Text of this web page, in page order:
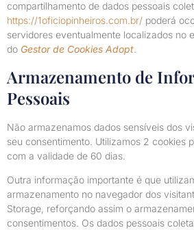
compartilhamento de dados pessoais
https://1oficiopinheiros.com.br/ poderá
servidores eventualmente localizados no
do Gestor de Cookies Adopt
Armazenamento de
Pessoais
Não armazenamos dados sensíveis dos
seu consentimento. Utilizamos 2 cookies
com a validade de 60 dias.
Outra informação importante é que
armazenamento no navegador dos
Storage, reforçando assim o
consentimentos. Os dados pessoais